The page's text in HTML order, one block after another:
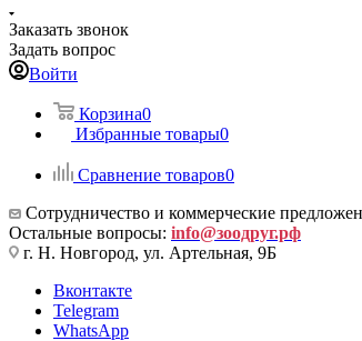
Заказать звонок
Задать вопрос
Войти
Корзина0
Избранные товары0
Сравнение товаров0
Сотрудничество и коммерческие
Остальные вопросы: info@зоодруг.рф
г. Н. Новгород, ул. Артельная, 9Б
Вконтакте
Telegram
WhatsApp